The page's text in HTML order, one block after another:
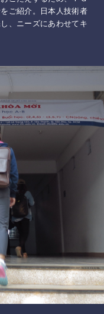
ご紹介。日本人技術者
、ニーズにあわせてキ